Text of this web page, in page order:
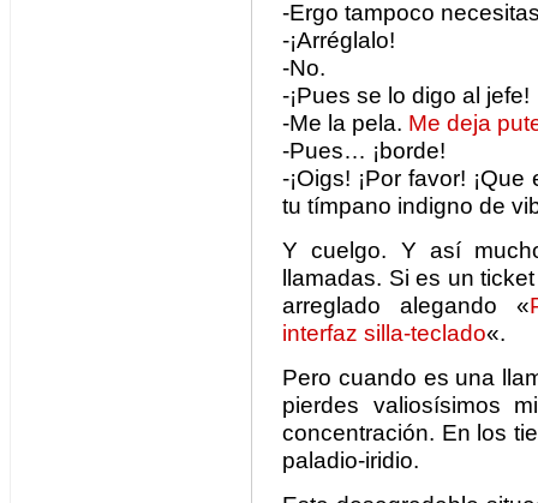
-Ergo tampoco
-¡Arréglalo!
-No.
-¡Pues se lo digo al jefe!
-Me la pela. Me deja
-Pues… ¡borde!
-¡Oigs! ¡Por favor!
tu tímpano indigno de
Y cuelgo. Y así
llamadas. Si es un
arreglado alegando «
interfaz silla-teclado«.
Pero cuando es una
pierdes valiosísimos
concentración. En los
paladio-iridio.